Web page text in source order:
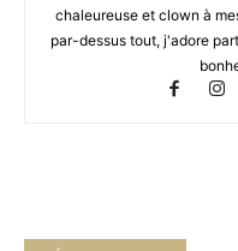
chaleureuse et clown à
par-dessus tout, j'adore